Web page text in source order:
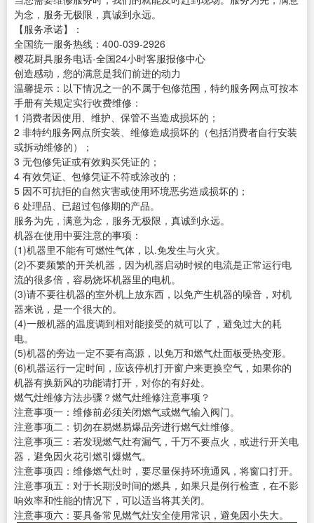
为念，服务无极限，真诚到永远。
【服务承诺】：
全国统一服务热线：400-039-2926
樱花厨具服务电话-全国24小时客服报修中心
创造感动，您的满意是我们前进的动力
温馨提示：以下情况之一的不属于包修范围，特约服务网点可按本
手册有关规定实行收费维修：
1 消费者因使用、维护、保管不当造成损坏的；
2 非特约服务网点所安装、维修造成损坏的（包括消费者自行安装
或拆动维修的）；
3 无包修凭证或有效购买凭证的；
4 有效凭证、包修凭证不符或涂改的；
5 因不可抗拒的自然灾害或使用环境恶劣造成损坏的；
6 处理品、已超过包修期的产品。
服务为先，满意为念，服务无极限，真诚到永远。
机器在使用中要注意的事项：
(1)机器里不能有可燃性气体，以.免发生与火灾。
(2)不要频繁的开关机器，因为机器启动时候的电流是正常运行电
流的很多倍，容易烧坏机器里的电机。
(3)请不要往机器的室外机上放东西，以免产生机器的噪音，对机
器来说，是一个很大的。
(4)一般机器的温度调到相对能接受的就可以了，避免过大的耗
电。
(5)机器的旁边一定不要有高源，以免万和燃气灶面板受热变形。
(6)机器运行一定时间，应该停机打开窗户来更换空气，如果你的
机器有换新风的功能请打开，对你的有好处。
燃气灶维修方法步骤？燃气灶维修注意事项？
注意事项一：维修前必须关闭燃气或燃气输入阀门。
注意事项二：切勿在易燃易爆品旁进行燃气灶维修。
注意事项三：若发现燃气灶有漏气，千万不要点火，或进行开关电
器，避免因火花引燃引爆燃气。
注意事项四：维修燃气灶时，要尽量保持环境通风，将窗口打开。
注意事项五：对于长期没时间的燃具，如果只是例行检查，在不影
响效率和性能的情况下，可以适当将其关闭。
注意事项六：要具备常见燃气灶安全使用常识，避免因小失大。